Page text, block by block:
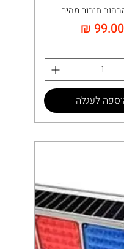
חיבור מהיר
מחיר‏99.00 ‏₪
לעגלה